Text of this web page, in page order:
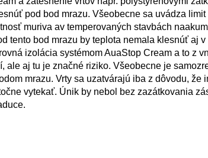
pod bod mrazu. Všeobecne sa uvádza
muriva av temperovaných stavbách
tento bod mrazu by teplota nemala klesnúť aj
izolácia systémom AuaStop Cream a to z
ale aj tu je značné riziko. Všeobecne je
mrazu. Vrty sa uzatvárajú iba z dôvodu, že
vytekať. Únik by nebol bez zazátkovania